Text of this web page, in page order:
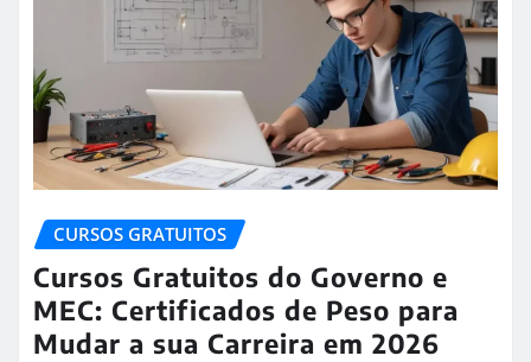
CURSOS GRATUITOS
Cursos Gratuitos do Governo e
MEC: Certificados de Peso para
Mudar a sua Carreira em 2026